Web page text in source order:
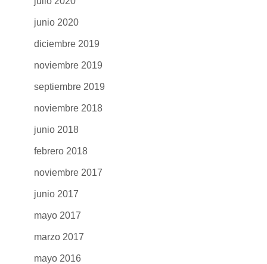
junio 2020
diciembre 2019
noviembre 2019
septiembre 2019
noviembre 2018
junio 2018
febrero 2018
noviembre 2017
junio 2017
mayo 2017
marzo 2017
mayo 2016